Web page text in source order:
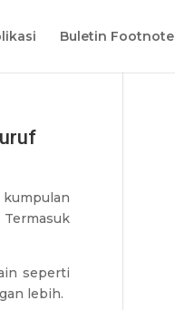
Buletin Footnote
seperti
lebih.